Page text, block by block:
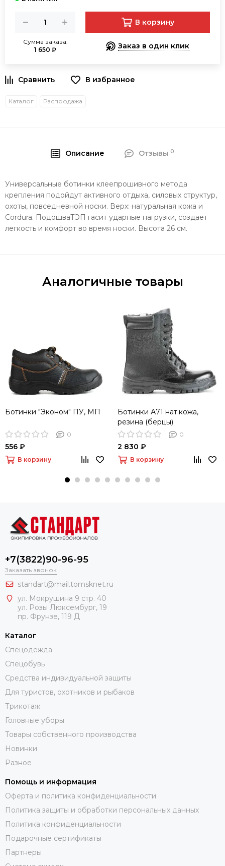
Сумма заказа:
1 650 ₽
В корзину
Заказ в один клик
В избранное
Каталог Распродажа
Описание Отзывы 0
Универсальные ботинки клеепрошивного метода
крепления подойдут активного отдыха, силовых структур,
охоты, повседневной носки. Верх: натуральная кожа и
Cordura. ПодошваТЭП гасит ударные нагрузки, создает
легкость и комфорт во время носки. Высота 26 см.
Аналогичные товары
Ботинки "Эконом" ПУ, МП
0
556 ₽
В корзину
Ботинки А71 нат.кожа,
резина (берцы)
0
2 830 ₽
В корзину
+7(3822)90-96-95
Заказать звонок
standart@mail.tomsknet.ru
ул. Мокрушина 9 стр. 40
ул. Розы Люксембург, 19
пр. Фрунзе, 119 Д
Каталог
Спецодежда
Спецобувь
Средства индивидуальной защиты
Для туристов, охотников и рыбаков
Трикотаж
Головные уборы
Товары собственного производства
Новинки
Разное
Помощь и информация
Оферта и политика конфиденциальности
Политика защиты и обработки персональных данных
Политика конфиденциальности
Подарочные сертификаты
Партнеры